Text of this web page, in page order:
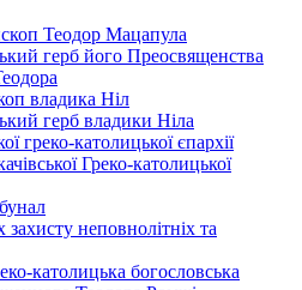
Теодор Мацапула
герб його Преосвященства
владика Ніл
герб владики Ніла
греко-католицької єпархії
Греко-католицької
захисту неповнолітніх та
католицька богословська